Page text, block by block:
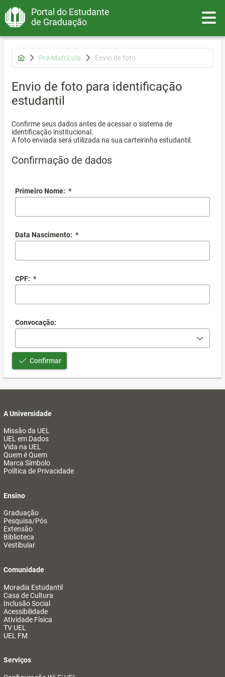
Portal do Estudante
de Graduação
Pré-Matrícula Envio de foto
Envio de foto para identificação
estudantil
Confirme seus dados antes de acessar o sistema de
identificação institucional.
A foto enviada será utilizada na sua carteirinha estudantil.
Confirmação de dados
Primeiro Nome: *
Data Nascimento: *
CPF: *
Convocação:
Confirmar
A Universidade
Missão da UEL
UEL em Dados
Vida na UEL
Quem é Quem
Marca Símbolo
Política de Privacidade
Ensino
Graduação
Pesquisa/Pós
Extensão
Biblioteca
Vestibular
Comunidade
Moradia Estudantil
Casa de Cultura
Inclusão Social
Acessibilidade
Atividade Física
TV UEL
UEL FM
Serviços